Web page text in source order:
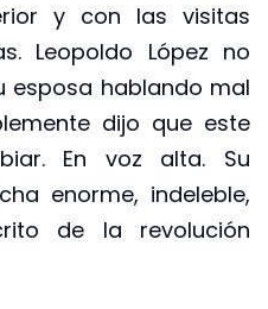
y con las visitas
Leopoldo López no
esposa hablando mal
dijo que este
En voz alta. Su
enorme, indeleble,
de la revolución